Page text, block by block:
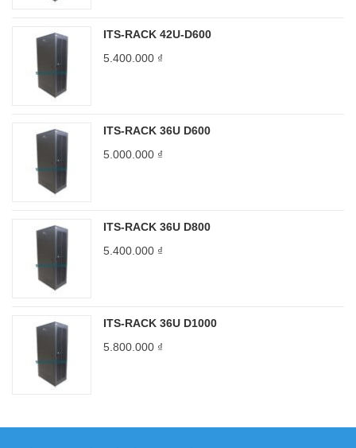
ITS-RACK 42U-D600
5.400.000 ₫
ITS-RACK 36U D600
5.000.000 ₫
ITS-RACK 36U D800
5.400.000 ₫
ITS-RACK 36U D1000
5.800.000 ₫